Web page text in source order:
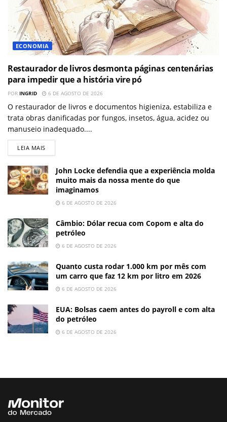
ECONOMIA
Restaurador de livros desmonta páginas centenárias
para impedir que a história vire pó
POR INGRID 6 DE AGOSTO DE 2026
O restaurador de livros e documentos higieniza, estabiliza e
trata obras danificadas por fungos, insetos, água, acidez ou
manuseio inadequado....
LEIA MAIS
John Locke defendia que a experiência molda
muito mais da nossa mente do que
imaginamos
6 DE AGOSTO DE 2026
Câmbio: Dólar recua com Copom e alta do
petróleo
6 DE AGOSTO DE 2026
Quanto custa rodar 1.000 km por mês com
um carro que faz 12 km por litro em 2026
6 DE AGOSTO DE 2026
EUA: Bolsas caem antes do payroll e com alta
do petróleo
6 DE AGOSTO DE 2026